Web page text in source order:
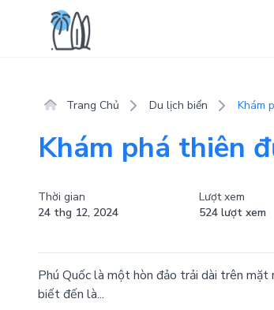
Trang Chủ Du lịch biển Khám
Khám phá thiên
Thời gian
24 thg 12, 2024
Lượt xem
524 lượt xem
Phú Quốc là một hòn đảo trải dài trên mặt
biết đến là...